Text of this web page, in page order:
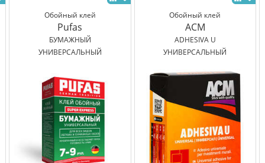
Обойный клей
Pufas
БУМАЖНЫЙ
УНИВЕРСАЛЬНЫЙ
Обойный клей
ACM
ADHESIVA U
УНИВЕРСАЛЬНЫЙ